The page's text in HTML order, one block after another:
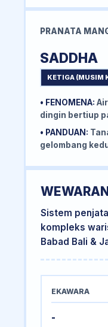
PRANATA
SADDHA
KETIGA (MUSIM
• FENOMENA:
dingin bertiup
• PANDUAN:
gelombang
Sistem
kompleks
Babad Bali &
EKAWARA
-